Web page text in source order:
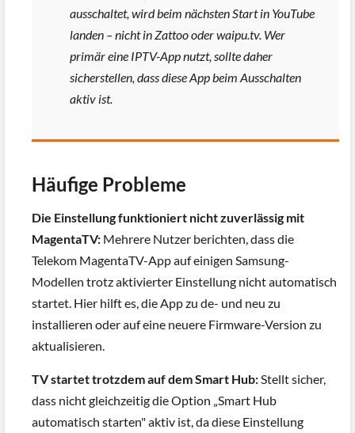
ausschaltet, wird beim nächsten Start in YouTube
landen – nicht in Zattoo oder waipu.tv. Wer
primär eine IPTV-App nutzt, sollte daher
sicherstellen, dass diese App beim Ausschalten
aktiv ist.
Häufige Probleme
Die Einstellung funktioniert nicht zuverlässig mit
MagentaTV: Mehrere Nutzer berichten, dass die
Telekom MagentaTV-App auf einigen Samsung-
Modellen trotz aktivierter Einstellung nicht automatisch
startet. Hier hilft es, die App zu de- und neu zu
installieren oder auf eine neuere Firmware-Version zu
aktualisieren.
TV startet trotzdem auf dem Smart Hub: Stellt sicher,
dass nicht gleichzeitig die Option „Smart Hub
automatisch starten" aktiv ist, da diese Einstellung